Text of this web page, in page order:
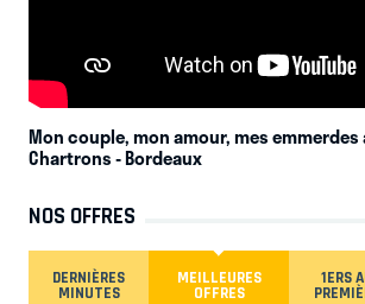
Mon couple, mon amour, mes emmerdes
Chartrons- Bordeaux
NOS OFFRES
DERNIÈRES
MINUTES
MEILLEURES
OFFRES
1ERS